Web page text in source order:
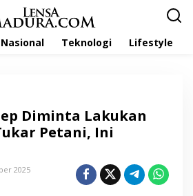
Nasional Teknologi Lifestyle
Diminta Lakukan
Petani, Ini
2025